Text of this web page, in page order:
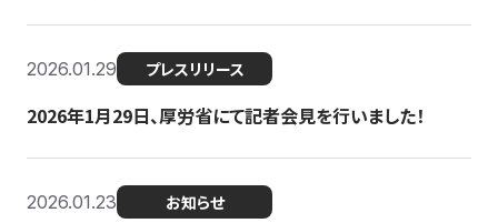
2026.01.29 プレスリリース
2026年1月29日、厚労省にて記者会見を行いました！
2026.01.23 お知らせ